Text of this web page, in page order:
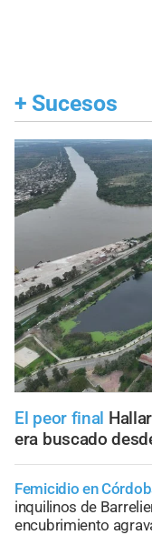
+ Sucesos
El peor final
era buscado
Femicidio en
inquilinos de
encubrimiento